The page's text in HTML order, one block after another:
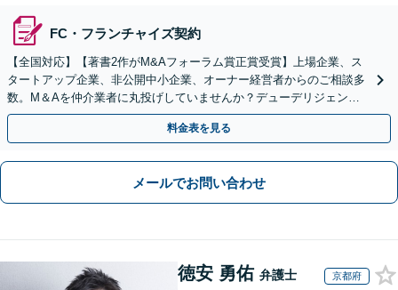
FC・フランチャイズ契約
【全国対応】【著書2作がM&Aフォーラム賞正賞受賞】上場企業、ス
タートアップ企業、非公開中小企業、オーナー経営者からのご相談多
数。M＆Aを仲介業者に丸投げしていませんか？デューデリジェンス
や契約書作成・交渉はお任せください【初回無料】
料金表を見る
メールでお問い合わせ
徳安 勇佑 弁護士 京都府